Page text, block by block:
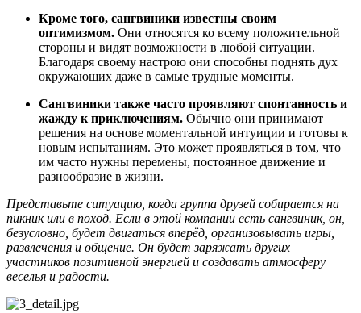
Кроме того, сангвиники известны своим
оптимизмом. Они относятся ко всему положительной
стороны и видят возможности в любой ситуации.
Благодаря своему настрою они способны поднять дух
окружающих даже в самые трудные моменты.
Сангвиники также часто проявляют спонтанность и
жажду к приключениям. Обычно они принимают
решения на основе моментальной интуиции и готовы к
новым испытаниям. Это может проявляться в том, что
им часто нужны перемены, постоянное движение и
разнообразие в жизни.
Представьте ситуацию, когда группа друзей собирается на
пикник или в поход. Если в этой компании есть сангвиник, он,
безусловно, будет двигаться вперёд, организовывать игры,
развлечения и общение. Он будет заряжать других
участников позитивной энергией и создавать атмосферу
веселья и радости.